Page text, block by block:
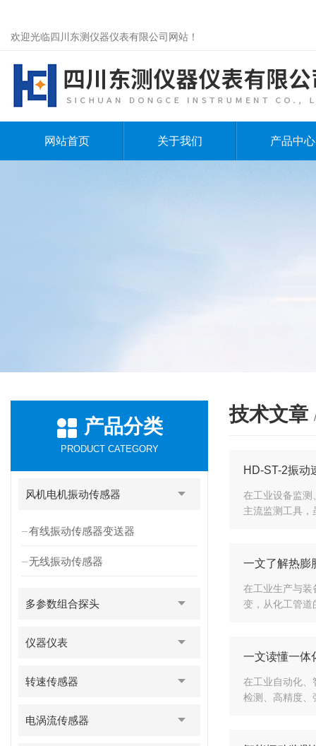
欢迎光临四川东测仪器仪表有限公司网站！
网站首页 关于我们 产品中心
产品分类
PRODUCT CATEGORY
风机电机振动传感器
有线振动传感器变送器
无线振动传感器
多参数组合探头
仪器仪表
转速传感器
电涡流传感器
技术文章
HD-ST-2振动
在工业设备监测
主流监测工具
一文了解热膨
在工业生产与装
变，从化工管道
一文读懂一体
在工业自动化、
检测、高精度、